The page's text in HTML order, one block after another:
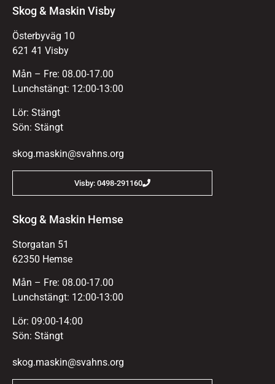
Skog & Maskin Visby
Österbyväg 10
621 41 Visby
Mån – Fre: 08.00-17.00
Lunchstängt: 12:00-13:00
Lör: Stängt
Sön: Stängt
skog.maskin@svahns.org
Visby: 0498-291160
Skog & Maskin Hemse
Storgatan 51
62350 Hemse
Mån – Fre: 08.00-17.00
Lunchstängt: 12:00-13:00
Lör: 09:00-14:00
Sön: Stängt
skog.maskin@svahns.org